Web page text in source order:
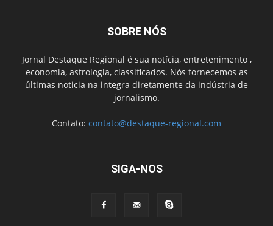
SOBRE NÓS
Jornal Destaque Regional é sua notícia, entretenimento ,
economia, astrologia, classificados. Nós fornecemos as
últimas noticia na integra diretamente da indústria de
jornalismo.
Contato: contato@destaque-regional.com
SIGA-NOS